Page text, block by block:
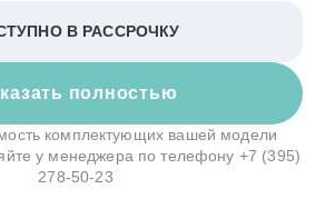
полностью
В РАССРОЧКУ
комплектующих вашей модели
у менеджера по телефону +7 (395)
278-50-23